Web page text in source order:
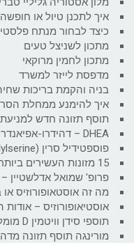
איך לתכנן טיול או חופשה
כיצד לבחור מנתח
מתכון לשניצל טעים
מתכון לחמין מרוקאי
מדפסת לייזר למשרד
בניה והקמת בריכות
איך להימנע ממחלת
תוסף תזונה חדש
DHEA – דהידרו-אפיאנדרוסטרון – Dehydroepiandrosterone
פוספטידיל סרין (Phosphatidylserine) מהו
15 מזונות העשירים ביותר בסידן
פרופ' שמואל אדלשטיין –
מה זה אוסטאופורוזיס או
אוסטיאופורוזיס –
תוספי סידן וויטמין D מומלץ
מורינגה תוסף תזונה